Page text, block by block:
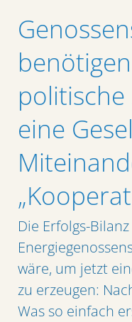
politische
eine
Die Erfolgs-
wäre, um jetzt
zu erzeugen:
Was so einfach